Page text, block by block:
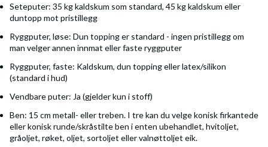
Seteputer: 35 kg kaldskum som standard, 45 kg kaldskum eller
duntopp mot pristillegg
Ryggputer, løse: Dun topping er standard - ingen pristillegg om
man velger annen innmat eller faste ryggputer
Ryggputer, faste: Kaldskum, dun topping eller latex/silikon
(standard i hud)
Vendbare puter: Ja (gjelder kun i stoff)
Ben: 15 cm metall- eller treben. I tre kan du velge konisk firkantede
eller konisk runde/skråstilte ben i enten ubehandlet, hvitoljet,
gråoljet, røket, oljet, sortoljet eller valnøttoljet eik.